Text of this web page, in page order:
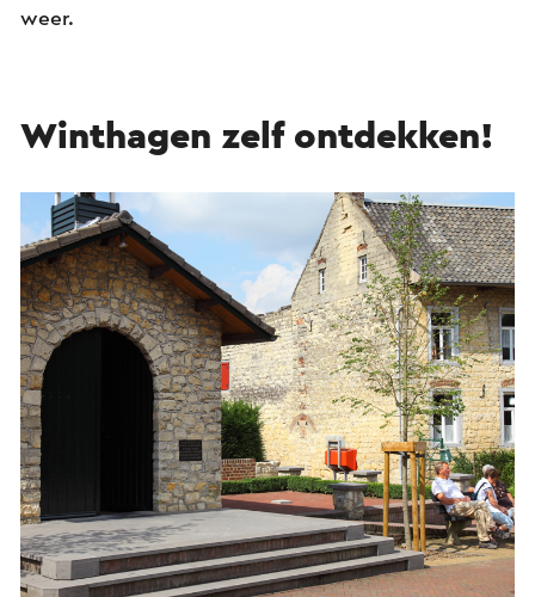
weer.
Winthagen zelf ontdekken!